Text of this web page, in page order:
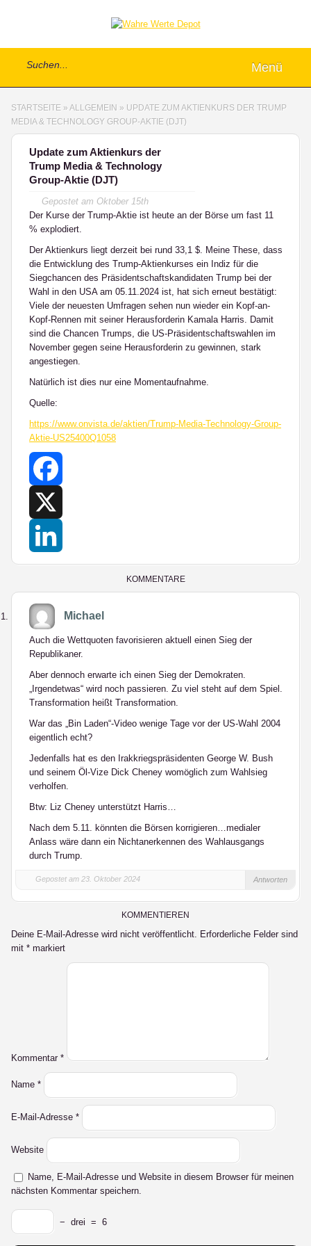
Menü
STARTSEITE » ALLGEMEIN » UPDATE ZUM AKTIENKURS DER TRUMP
MEDIA & TECHNOLOGY GROUP-AKTIE (DJT)
Update zum Aktienkurs der
Trump Media & Technology
Group-Aktie (DJT)
Gepostet am Oktober 15th
Der Kurse der Trump-Aktie ist heute an der Börse um fast 11
% explodiert.
Der Aktienkurs liegt derzeit bei rund 33,1 $. Meine These, dass
die Entwicklung des Trump-Aktienkurses ein Indiz für die
Siegchancen des Präsidentschaftskandidaten Trump bei der
Wahl in den USA am 05.11.2024 ist, hat sich erneut bestätigt:
Viele der neuesten Umfragen sehen nun wieder ein Kopf-an-
Kopf-Rennen mit seiner Herausforderin Kamala Harris. Damit
sind die Chancen Trumps, die US-Präsidentschaftswahlen im
November gegen seine Herausforderin zu gewinnen, stark
angestiegen.
Natürlich ist dies nur eine Momentaufnahme.
Quelle:
https://www.onvista.de/aktien/Trump-Media-Technology-Group-
Aktie-US25400Q1058
Facebook
KOMMENTARE
Michael
Auch die Wettquoten favorisieren aktuell einen Sieg der
Republikaner.
Aber dennoch erwarte ich einen Sieg der Demokraten.
„Irgendetwas“ wird noch passieren. Zu viel steht auf dem Spiel.
Transformation heißt Transformation.
War das „Bin Laden“-Video wenige Tage vor der US-Wahl 2004
eigentlich echt?
Jedenfalls hat es den Irakkriegspräsidenten George W. Bush
und seinem Öl-Vize Dick Cheney womöglich zum Wahlsieg
verholfen.
Btw: Liz Cheney unterstützt Harris…
Nach dem 5.11. könnten die Börsen korrigieren…medialer
Anlass wäre dann ein Nichtanerkennen des Wahlausgangs
durch Trump.
Gepostet am 23. Oktober 2024 Antworten
KOMMENTIEREN
Deine E-Mail-Adresse wird nicht veröffentlicht. Erforderliche Felder sind
mit * markiert
Kommentar *
Name *
E-Mail-Adresse *
Website
Name, E-Mail-Adresse und Website in diesem Browser für meinen
nächsten Kommentar speichern.
− drei = 6